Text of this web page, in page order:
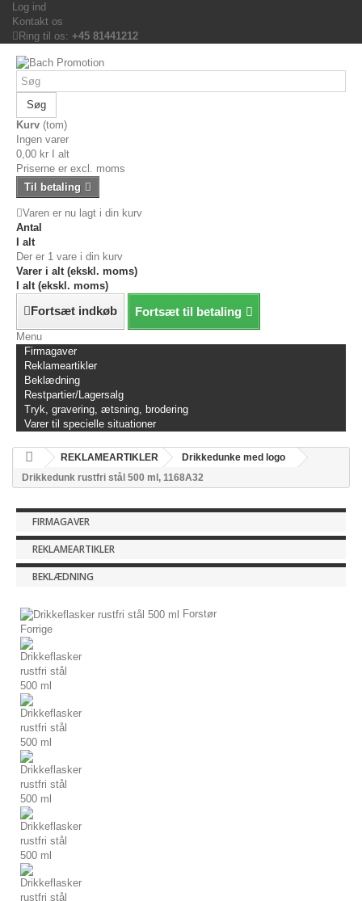
Log ind
Kontakt os
Ring til os: +45 81441212
Søg
Kurv (tom)
Ingen varer
0,00 kr
I alt
Priserne er excl. moms
Til betaling
Varen er nu lagt i din kurv
Antal
I alt
Der er 1 vare i din kurv
Varer i alt (ekskl. moms)
I alt (ekskl. moms)
Fortsæt indkøb Fortsæt til betaling
Menu
Firmagaver
Reklameartikler
Beklædning
Restpartier/Lagersalg
Tryk, gravering, ætsning, brodering
Varer til specielle situationer
REKLAMEARTIKLER
Drikkedunke med logo
Drikkedunk rustfri stål 500 ml, 1168A32
FIRMAGAVER
REKLAMEARTIKLER
BEKLÆDNING
Forstør
Forrige